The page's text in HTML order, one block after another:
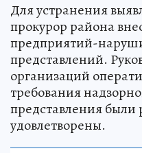
Для устранения
прокурор района
предприятий-
представлений.
организаций
требования
представления были
удовлетворены.